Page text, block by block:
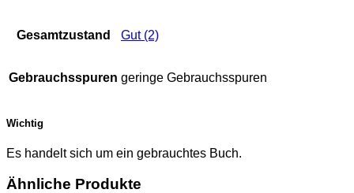
Gesamtzustand Gut (2)
Gebrauchsspuren geringe Gebrauchsspuren
Wichtig
Es handelt sich um ein gebrauchtes Buch.
Ähnliche Produkte